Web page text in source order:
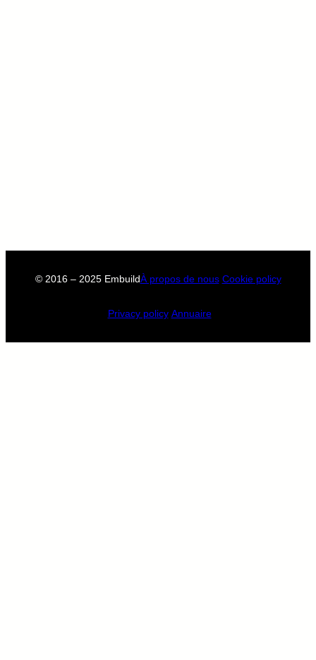
© 2016 – 2025 EmbuildÀ propos de nous Cookie policy
Privacy policy Annuaire